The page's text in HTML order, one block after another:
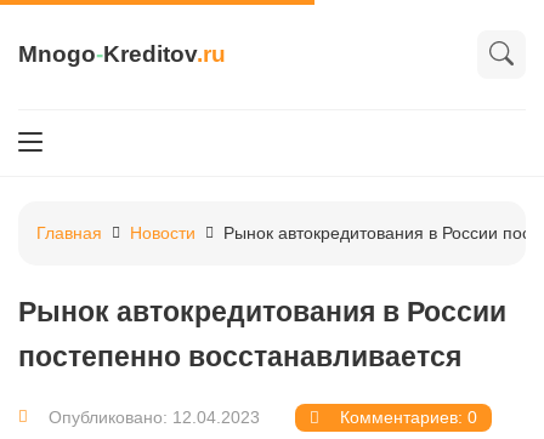
Mnogo-Kreditov.ru
Главная Новости Рынок автокредитования в России
Рынок автокредитования в России
постепенно восстанавливается
Опубликовано: 12.04.2023 Комментариев: 0